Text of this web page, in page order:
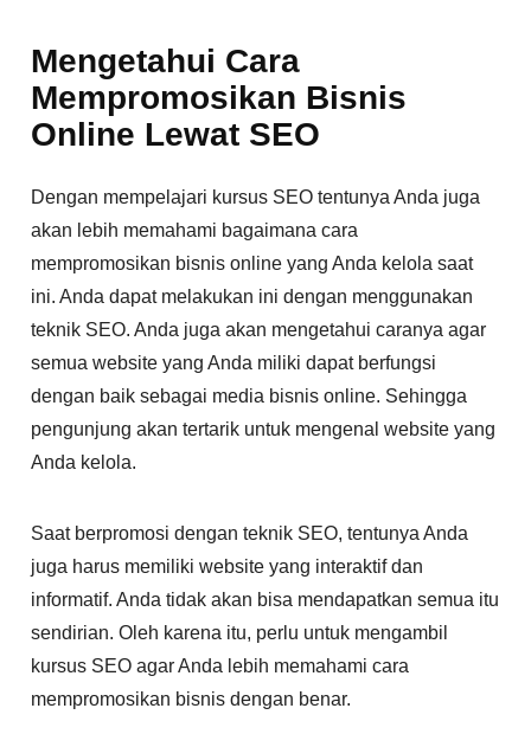
Mengetahui Cara
Mempromosikan Bisnis
Online Lewat SEO
Dengan mempelajari kursus SEO tentunya Anda juga
akan lebih memahami bagaimana cara
mempromosikan bisnis online yang Anda kelola saat
ini. Anda dapat melakukan ini dengan menggunakan
teknik SEO. Anda juga akan mengetahui caranya agar
semua website yang Anda miliki dapat berfungsi
dengan baik sebagai media bisnis online. Sehingga
pengunjung akan tertarik untuk mengenal website yang
Anda kelola.
Saat berpromosi dengan teknik SEO, tentunya Anda
juga harus memiliki website yang interaktif dan
informatif. Anda tidak akan bisa mendapatkan semua itu
sendirian. Oleh karena itu, perlu untuk mengambil
kursus SEO agar Anda lebih memahami cara
mempromosikan bisnis dengan benar.